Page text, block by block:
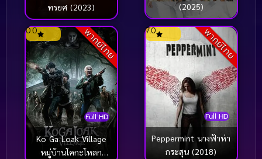
ทรยศ (2023)
(2025)
พากย์ไทย
Full HD
0.0
Ko Ga Loak Village
หมู่บ้านโคกะโหลก
พากย์ไทย
Full HD
7.0
Peppermint นางฟ้าห่า
กระสุน (2018)